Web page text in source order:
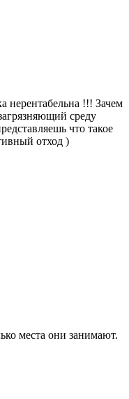
нерентабельна !!! Зачем
среду
что такое
отход )
места они занимают.